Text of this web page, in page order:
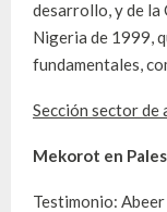
desarrollo, y de la
Nigeria de 1999,
fundamentales,
Sección sector de
Mekorot en
Testimonio: